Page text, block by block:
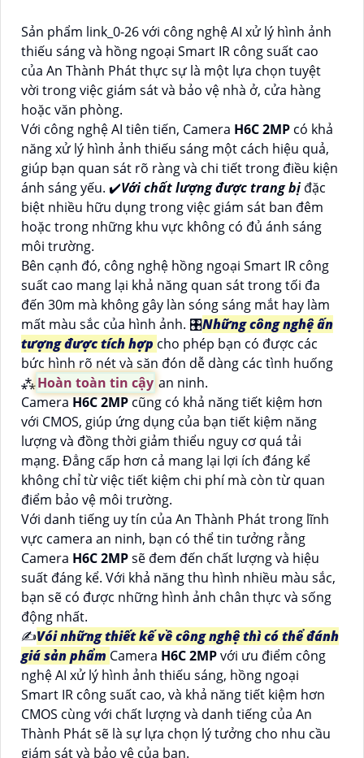
Sản phẩm link_0-26 với công nghệ AI xử lý hình ảnh
thiếu sáng và hồng ngoại Smart IR công suất cao
của An Thành Phát thực sự là một lựa chọn tuyệt
vời trong việc giám sát và bảo vệ nhà ở, cửa hàng
hoặc văn phòng.
Với công nghệ AI tiên tiến, Camera H6C 2MP có khả
năng xử lý hình ảnh thiếu sáng một cách hiệu quả,
giúp bạn quan sát rõ ràng và chi tiết trong điều kiện
ánh sáng yếu. ✔️Với chất lượng được trang bị đặc
biệt nhiều hữu dụng trong việc giám sát ban đêm
hoặc trong những khu vực không có đủ ánh sáng
môi trường.
Bên cạnh đó, công nghệ hồng ngoại Smart IR công
suất cao mang lại khả năng quan sát trong tối đa
đến 30m mà không gây làn sóng sáng mắt hay làm
mất màu sắc của hình ảnh. 🎛Những công nghệ ấn
tượng được tích hợp cho phép bạn có được các
bức hình rõ nét và săn đón dễ dàng các tình huống
⁂Hoàn toàn tin cậy an ninh.
CameraH6C 2MPcũng có khả năng tiết kiệm hơn
với CMOS, giúp ứng dụng của bạn tiết kiệm năng
lượng và đồng thời giảm thiểu nguy cơ quá tải
mạng. Đẳng cấp hơn cả mang lại lợi ích đáng kể
không chỉ từ việc tiết kiệm chi phí mà còn từ quan
điểm bảo vệ môi trường.
Với danh tiếng uy tín của An Thành Phát trong lĩnh
vực camera an ninh, bạn có thể tin tưởng rằng
Camera H6C 2MPsẽ đem đến chất lượng và hiệu
suất đáng kể. Với khả năng thu hình nhiều màu sắc,
bạn sẽ có được những hình ảnh chân thực và sống
động nhất.
✍️Vói những thiết kế về công nghệ thì có thể đánh
giá sản phẩm Camera H6C 2MPvới ưu điểm công
nghệ AI xử lý hình ảnh thiếu sáng, hồng ngoại
Smart IR công suất cao, và khả năng tiết kiệm hơn
CMOS cùng với chất lượng và danh tiếng của An
Thành Phát sẽ là sự lựa chọn lý tưởng cho nhu cầu
giám sát và bảo vệ của bạn.